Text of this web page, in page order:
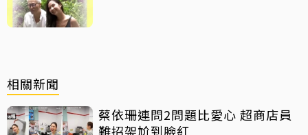
相關新聞
蔡依珊連問2問題比愛心 超商店員
難招架尬到臉紅